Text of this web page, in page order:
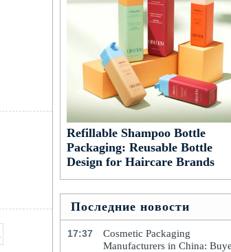
Refillable Shampoo Bottle
Packaging: Reusable Bottle
Design for Haircare Brands
Последние новости
17:37
Cosmetic Packaging
Manufacturers in China: